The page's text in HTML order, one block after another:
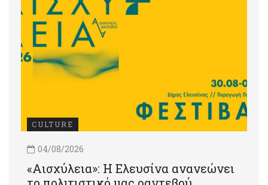
CULTURE
04/08/2026
«Αισχύλεια»: Η Ελευσίνα ανανεώνει